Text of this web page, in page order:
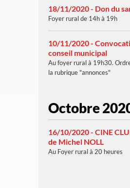
18/11/2020 - Don du
Foyer rural de 14h à 19h
10/11/2020 -
conseil municipal
Au foyer rural à 19h30.
la rubrique "annonces"
Octobre
16/10/2020 - CINE
de Michel NOLL
Au Foyer rural à 20 heures